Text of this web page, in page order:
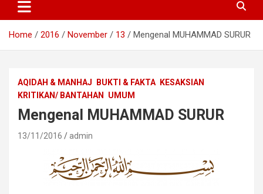
Home 2016 November 13 Mengenal MUHAMMAD SURUR
AQIDAH & MANHAJ BUKTI & FAKTA
KESAKSIAN
KRITIKAN/ BANTAHAN
UMUM
Mengenal MUHAMMAD SURUR
13/11/2016 admin